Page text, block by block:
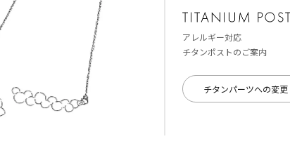
アレルギー対応
チタンポストのご案内
チタンパーツへの変更